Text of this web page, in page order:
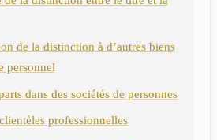
de la distinction à d’autres biens
personnel
dans des sociétés de personnes
professionnelles